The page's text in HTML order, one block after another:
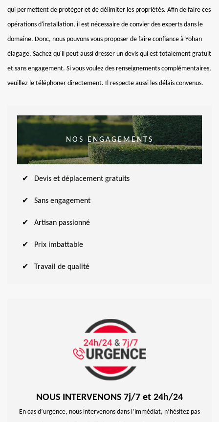
qui permettent de protéger et de délimiter les propriétés. Afin de faire ces
opérations d'installation, il est nécessaire de convier des experts dans le
domaine. Donc, nous pouvons vous proposer de faire confiance à Yohan
élagage. Sachez qu'il peut aussi dresser un devis qui est totalement gratuit
et sans engagement. Si vous voulez des renseignements complémentaires,
veuillez le téléphoner directement. Il respecte aussi les délais convenus.
NOS ENGAGEMENTS
Devis et déplacement gratuits
Sans engagement
Artisan passionné
Prix imbattable
Travail de qualité
NOUS INTERVENONS 7j/7 et 24h/24
En cas d’urgence, nous intervenons dans l’immédiat, n’hésitez pas